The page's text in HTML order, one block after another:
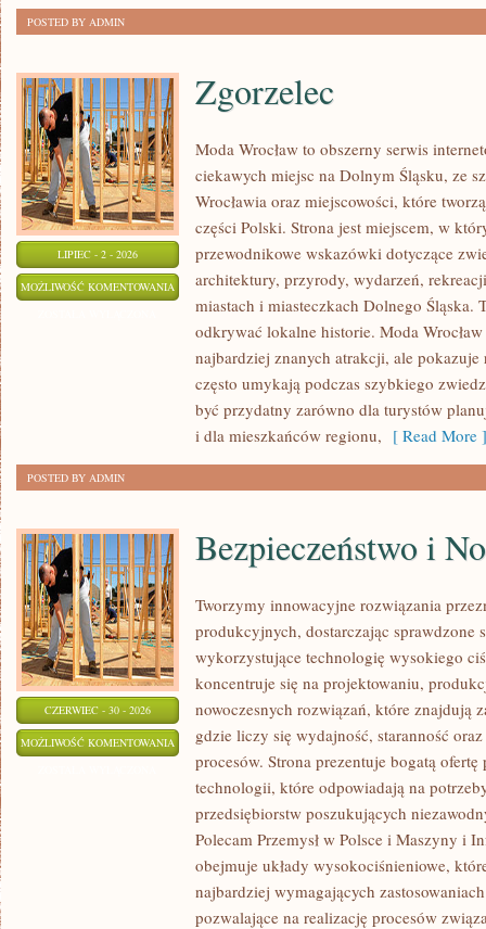
POSTED BY ADMIN
LIPIEC - 2 - 2026
MOŻLIWOŚĆ KOMENTOWANIA ZGORZELEC
Zgorzelec
Moda Wrocław to obszerny serwis
ciekawych miejsc na Dolnym Śląsku, ze
Wrocławia oraz miejscowości, które
części Polski. Strona jest miejscem, w
przewodnikowe wskazówki dotyczące
architektury, przyrody, wydarzeń,
miastach i miasteczkach Dolnego Śląska.
odkrywać lokalne historie. Moda
najbardziej znanych atrakcji, ale
często umykają podczas szybkiego
być przydatny zarówno dla turystów
i dla mieszkańców regionu, [ Read More ]
POSTED BY ADMIN
CZERWIEC - 30 - 2026
MOŻLIWOŚĆ KOMENTOWANIA BEZPIECZEŃSTWO
NORMY
Bezpieczeństwo i
Tworzymy innowacyjne rozwiązania
produkcyjnych, dostarczając sprawdzone
wykorzystujące technologię wysokiego
koncentruje się na projektowaniu,
nowoczesnych rozwiązań, które znajdują
gdzie liczy się wydajność, staranność
procesów. Strona prezentuje bogatą ofertę
technologii, które odpowiadają na
przedsiębiorstw poszukujących
Polecam Przemysł w Polsce i Maszyny i
obejmuje układy wysokociśnieniowe,
najbardziej wymagających
pozwalające na realizację procesów